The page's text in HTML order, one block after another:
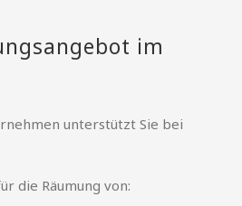
im
unterstützt Sie bei
die Räumung von: